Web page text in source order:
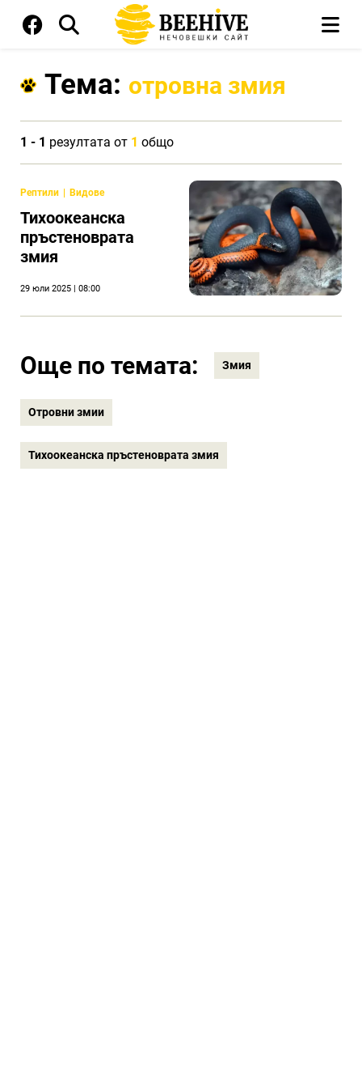
Тема: отровна змия
1 - 1 резултата от 1 общо
Рептили Видове
Тихоокеанска
пръстеноврата
змия
29 юли 2025 | 08:00
Още по темата: Змия
Отровни змии
Тихоокеанска пръстеноврата змия